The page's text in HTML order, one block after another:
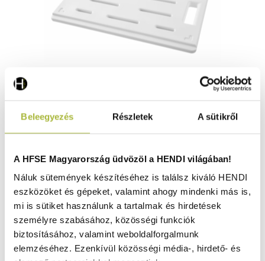
Beleegyezés Részletek A sütikről
A HFSE Magyarország üdvözöl a HENDI világában!
Náluk sütemények készítéséhez is találsz kiváló HENDI
eszközöket és gépeket, valamint ahogy mindenki más is,
mi is sütiket használunk a tartalmak és hirdetések
személyre szabásához, közösségi funkciók
biztosításához, valamint weboldalforgalmunk
elemzéséhez. Ezenkívül közösségi média-, hirdető- és
11.730Ft
(9.236Ft+ ÁFA)
KOSÁRBA